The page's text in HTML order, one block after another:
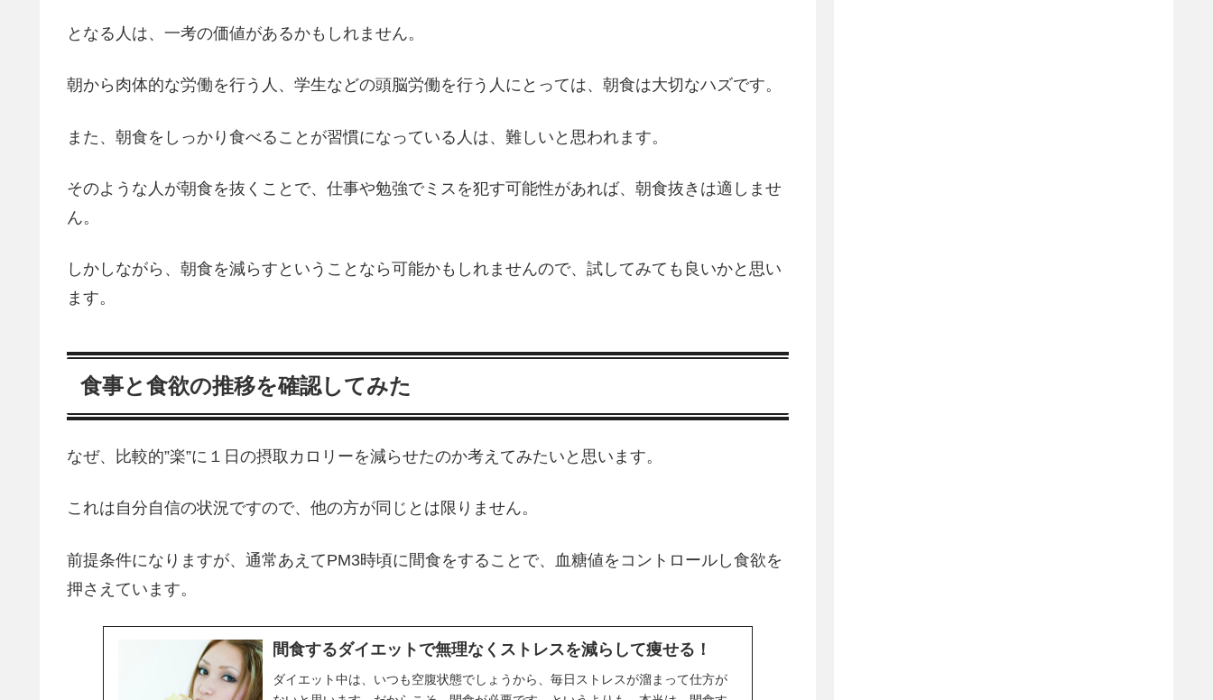
となる人は、一考の価値があるかもしれません。
朝から肉体的な労働を行う人、学生などの頭脳労働を行う人にとっては、朝食は大切なハズです。
また、朝食をしっかり食べることが習慣になっている人は、難しいと思われます。
そのような人が朝食を抜くことで、仕事や勉強でミスを犯す可能性があれば、朝食抜きは適しませ
ん。
しかしながら、朝食を減らすということなら可能かもしれませんので、試してみても良いかと思い
ます。
食事と食欲の推移を確認してみた
なぜ、比較的”楽”に１日の摂取カロリーを減らせたのか考えてみたいと思います。
これは自分自信の状況ですので、他の方が同じとは限りません。
前提条件になりますが、通常あえてPM3時頃に間食をすることで、血糖値をコントロールし食欲を
押さえています。
間食するダイエットで無理なくストレスを減らして痩せる！
ダイエット中は、いつも空腹状態でしょうから、毎日ストレスが溜まって仕方が